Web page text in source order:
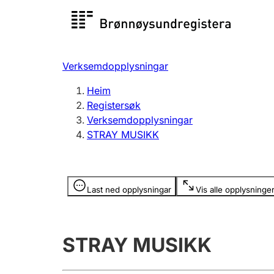
Registersøk
Registrere, endre, slette
Verksemdopplysningar
Heim
Registersøk
Verksemdopplysningar
STRAY MUSIKK
Last ned opplysningar Vis alle opplysninger
Opplysninger er skjult
STRAY MUSIKK